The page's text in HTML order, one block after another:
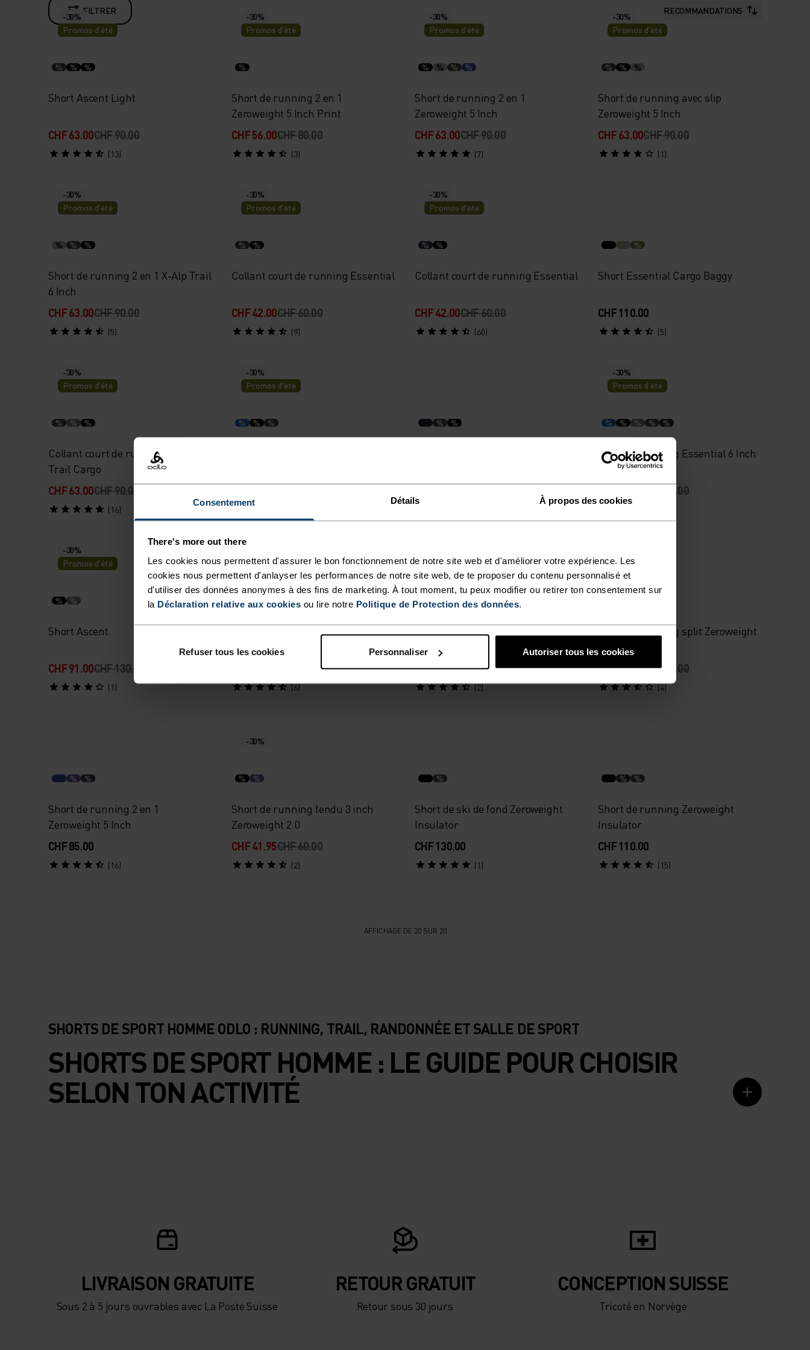
Consentement Détails À propos des cookies
There's more out there
Les cookies nous permettent d'assurer le bon fonctionnement de notre site web et d'améliorer votre expérience. Les
cookies nous permettent d'anlayser les performances de notre site web, de te proposer du contenu personnalisé et
d'utiliser des données anonymes à des fins de marketing. À tout moment, tu peux modifier ou retirer ton consentement sur
la Déclaration relative aux cookies ou lire notre Politique de Protection des données.
Refuser tous les cookies Personnaliser Autoriser tous les cookies
FILTRER RECOMMANDATIONS
-30%
Promos d’été
% % %
Short Ascent Light
CHF 63.00CHF 90.00
(13)
-30%
Promos d’été
%
Short de running 2 en 1
Zeroweight 5 Inch Print
CHF 56.00CHF 80.00
(3)
-30%
Promos d’été
% % % %
Short de running 2 en 1
Zeroweight 5 Inch
CHF 63.00CHF 90.00
(7)
-30%
Promos d’été
% % %
Short de running avec slip
Zeroweight 5 Inch
CHF 63.00CHF 90.00
(1)
-30%
Promos d’été
% % %
Short de running 2 en 1 X-Alp Trail
6 Inch
CHF 63.00CHF 90.00
(5)
-30%
Promos d’été
% %
Collant court de running Essential
CHF 42.00CHF 60.00
(9)
-30%
Promos d’été
% %
Collant court de running Essential
CHF 42.00CHF 60.00
(60)
%
Short Essential Cargo Baggy
CHF 110.00
(5)
-30%
Promos d’été
% % %
Collant court de running X-Alp
Trail Cargo
CHF 63.00CHF 90.00
(16)
-30%
Promos d’été
% % % % %
-30%
Promos d’été
% % % % %
Short de running Essential 6 Inch
CHF 40.00
-30%
Promos d’été
% %
Short Ascent
CHF 91.00CHF 130.00
(1)
% % %
(6)
% % %
Short de running 2 en 1 Essential
6 Inch
CHF 60.00
(2)
Promos d’été
Short de running split Zeroweight
3 Inch
CHF 42.00CHF 60.00
(4)
% %
Short de running 2 en 1
Zeroweight 5 Inch
CHF 85.00
(16)
-30%
% %
Short de running fendu 3 inch
Zeroweight 2.0
CHF 41.95CHF 60.00
(2)
%
Short de ski de fond Zeroweight
Insulator
CHF 130.00
(1)
% %
Short de running Zeroweight
Insulator
CHF 110.00
(15)
AFFICHAGE DE 20 SUR 20
SHORTS DE SPORT HOMME ODLO : RUNNING, TRAIL, RANDONNÉE ET SALLE DE SPORT
SHORTS DE SPORT HOMME : LE GUIDE POUR CHOISIR
SELON TON ACTIVITÉ
LIVRAISON GRATUITE
Sous 2 à 5 jours ouvrables avec La Poste Suisse
RETOUR GRATUIT
Retour sous 30 jours
CONCEPTION SUISSE
Tricoté en Norvège